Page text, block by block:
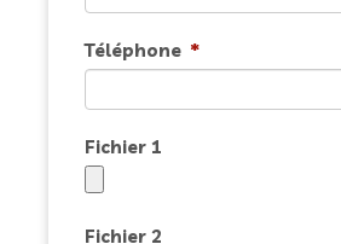
Téléphone *
Fichier 1
Fichier 2